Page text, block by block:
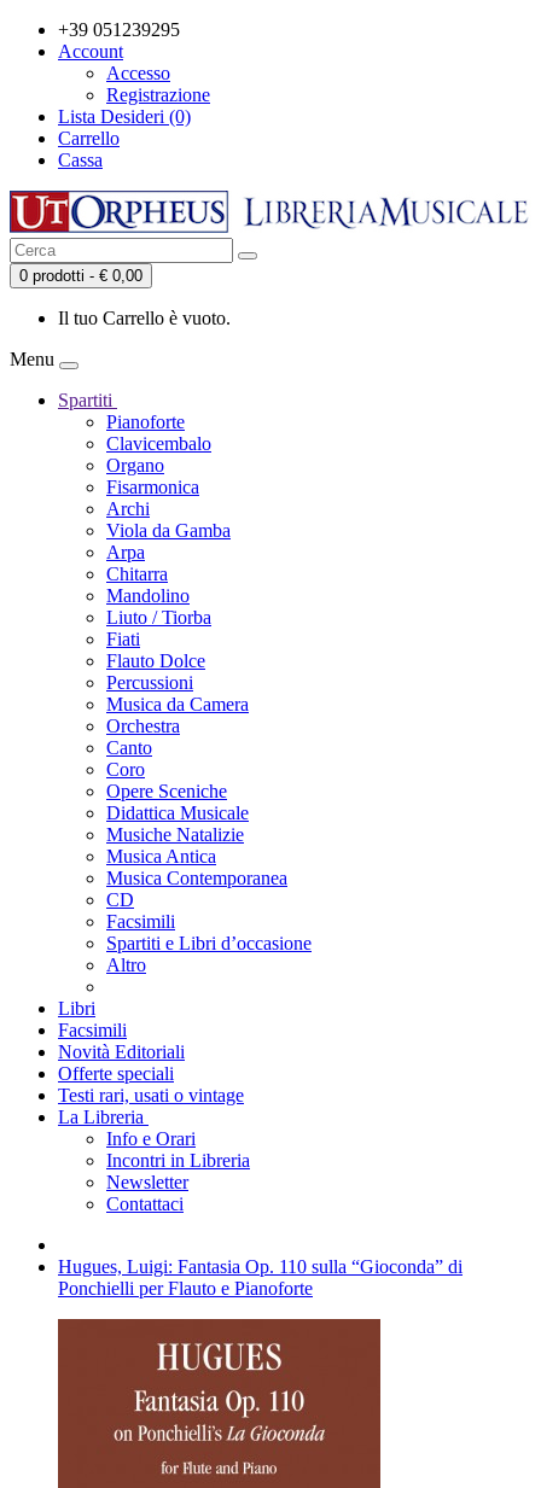
+39 051239295
Account
Accesso
Registrazione
Lista Desideri (0)
Carrello
Cassa
0 prodotti - € 0,00
Il tuo Carrello è vuoto.
Menu
Spartiti
Pianoforte
Clavicembalo
Organo
Fisarmonica
Archi
Viola da Gamba
Arpa
Chitarra
Mandolino
Liuto / Tiorba
Fiati
Flauto Dolce
Percussioni
Musica da Camera
Orchestra
Canto
Coro
Opere Sceniche
Didattica Musicale
Musiche Natalizie
Musica Antica
Musica Contemporanea
CD
Facsimili
Spartiti e Libri d’occasione
Altro
Libri
Facsimili
Novità Editoriali
Offerte speciali
Testi rari, usati o vintage
La Libreria
Info e Orari
Incontri in Libreria
Newsletter
Contattaci
Hugues, Luigi: Fantasia Op. 110 sulla “Gioconda” di
Ponchielli per Flauto e Pianoforte